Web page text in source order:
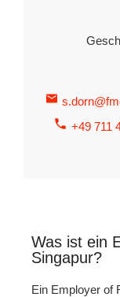
+49 711
Was ist ein
Singapur?
Ein Employer of